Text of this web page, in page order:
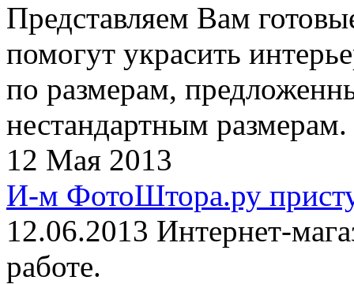
Представляем Вам
помогут украсить
по размерам,
нестандартным размерам.
12 Мая 2013
И-м ФотоШтора.ру
12.06.2013 Интернет-
работе.